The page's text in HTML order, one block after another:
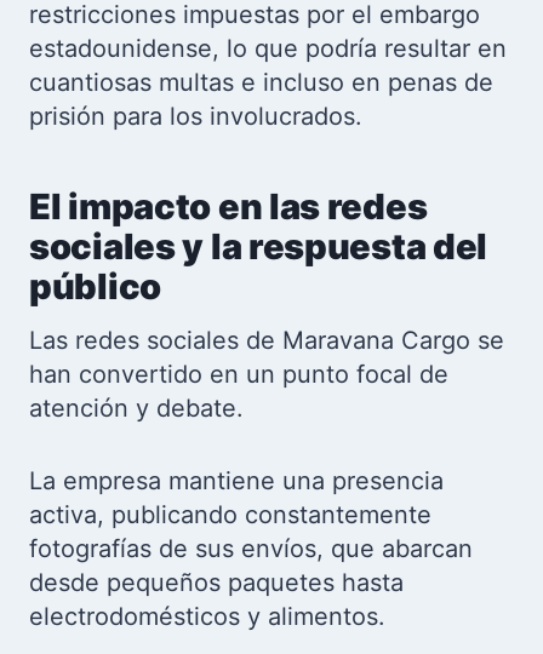
restricciones impuestas por el embargo
estadounidense, lo que podría resultar en
cuantiosas multas e incluso en penas de
prisión para los involucrados.
El impacto en las redes
sociales y la respuesta del
público
Las redes sociales de Maravana Cargo se
han convertido en un punto focal de
atención y debate.
La empresa mantiene una presencia
activa, publicando constantemente
fotografías de sus envíos, que abarcan
desde pequeños paquetes hasta
electrodomésticos y alimentos.